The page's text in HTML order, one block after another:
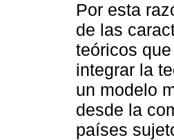
Por esta
de las
teóricos
integrar la
un modelo
desde la
países